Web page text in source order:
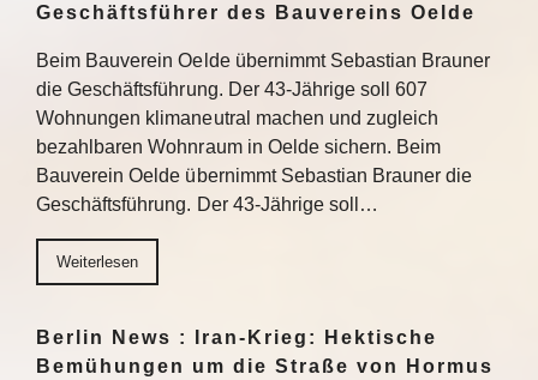
Geschäftsführer des Bauvereins Oelde
Beim Bauverein Oelde übernimmt Sebastian Brauner
die Geschäftsführung. Der 43-Jährige soll 607
Wohnungen klimaneutral machen und zugleich
bezahlbaren Wohnraum in Oelde sichern. Beim
Bauverein Oelde übernimmt Sebastian Brauner die
Geschäftsführung. Der 43-Jährige soll…
Weiterlesen
Berlin News : Iran-Krieg: Hektische
Bemühungen um die Straße von Hormus